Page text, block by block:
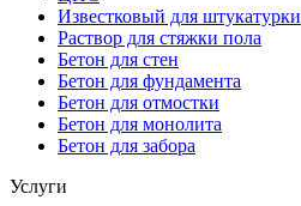
Известковый для штукатурки
Раствор для стяжки пола
Бетон для стен
Бетон для фундамента
Бетон для отмостки
Бетон для монолита
Бетон для забора
Услуги